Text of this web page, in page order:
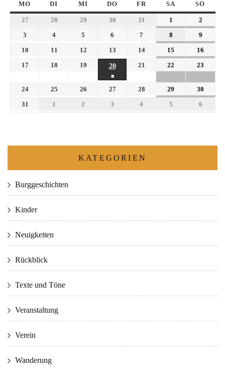
MO DI MI DO FR SA SO
27 28 29 30 31 1
2
3
4 5 6 7 8
9
10
11 12 13 14 15
16
17
18 19
20
●
21 22 23
24 25 26 27 28 29
30
31
1 2 3 4 5 6
KATEGORIEN
Burggeschichten
Kinder
Neuigkeiten
Rückblick
Texte und Töne
Veranstaltung
Verein
Wanderung